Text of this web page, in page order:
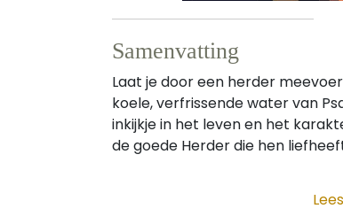
Samenvatting
Laat je door een herder
koele, verfrissende water van
inkijkje in het leven en het
de goede Herder die hen